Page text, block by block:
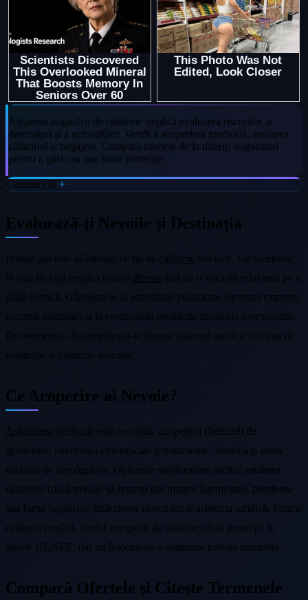
Alegerea asigurării de călătorie implică evaluarea riscurilor, a
destinației și a activităților. Verifică acoperirea medicală, anularea
călătoriei și bagajele. Compară ofertele de la diferiți asigurători
pentru a găsi cea mai bună protecție.
Cuprins (3)
Evaluează-ți Nevoile și Destinația
Primul pas este să înțelegi ce tip de călătorie vei face. Un weekend
la schi în Alpi implică riscuri diferite față de o vacanță relaxantă pe o
plajă exotică. Gândește-te la activitățile planificate (sporturi extreme,
excursii montane) și la eventualele probleme medicale preexistente.
De asemenea, documentează-te despre sistemul medical din țara de
destinație și costurile asociate.
Ce Acoperire ai Nevoie?
Asigurarea medicală este esențială, acoperind cheltuieli de
spitalizare, intervenții chirurgicale și tratamente. Verifică și suma
maximă de despăgubire. Opțiunile suplimentare includ anularea
călătoriei (dacă trebuie să renunți din motive întemeiate), pierderea
sau furtul bagajelor, întârzierea zborurilor și asistența juridică. Pentru
cetățenii români, cardul european de sănătate oferă protecție în
statele UE/SEE, dar nu înlocuiește o asigurare privată completă.
Compară Ofertele și Citește Termenele